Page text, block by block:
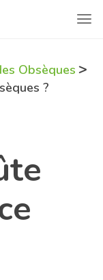
Obsèques >
?